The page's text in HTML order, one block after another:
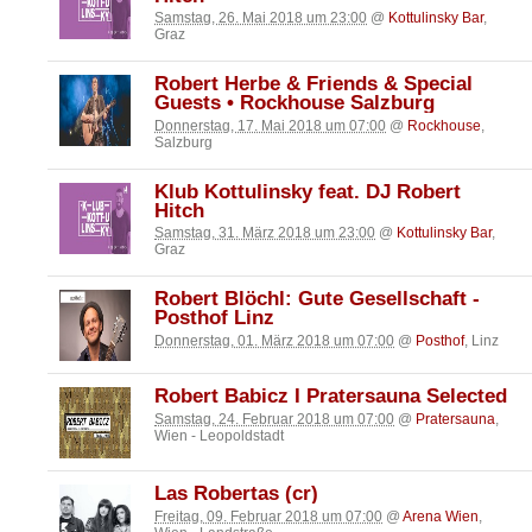
Samstag, 26. Mai 2018 um 23:00 @ Kottulinsky Bar,
Graz
Robert Herbe & Friends & Special
Guests • Rockhouse Salzburg
Donnerstag, 17. Mai 2018 um 07:00 @ Rockhouse
Salzburg
Klub Kottulinsky feat. DJ Robert
Hitch
Samstag, 31. März 2018 um 23:00 @ Kottulinsky Bar,
Graz
Robert Blöchl: Gute Gesellschaft -
Posthof Linz
Donnerstag, 01. März 2018 um 07:00 @ Posthof, Linz
Robert Babicz I Pratersauna Selected
Samstag, 24. Februar 2018 um 07:00 @ Pratersauna
Wien - Leopoldstadt
Las Robertas (cr)
Freitag, 09. Februar 2018 um 07:00 @ Arena Wien